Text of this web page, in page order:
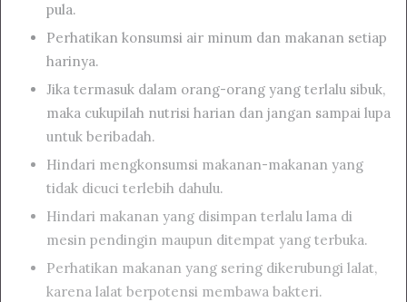
pula.
Perhatikan konsumsi air minum dan makanan setiap
harinya.
Jika termasuk dalam orang-orang yang terlalu sibuk,
maka cukupilah nutrisi harian dan jangan sampai lupa
untuk beribadah.
Hindari mengkonsumsi makanan-makanan yang
tidak dicuci terlebih dahulu.
Hindari makanan yang disimpan terlalu lama di
mesin pendingin maupun ditempat yang terbuka.
Perhatikan makanan yang sering dikerubungi lalat,
karena lalat berpotensi membawa bakteri.